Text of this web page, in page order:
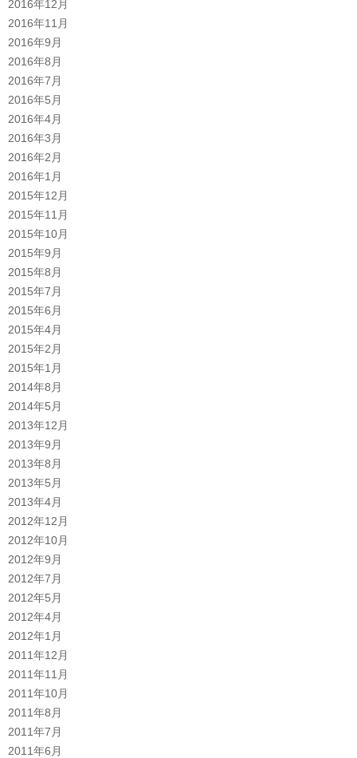
2016年12月
2016年11月
2016年9月
2016年8月
2016年7月
2016年5月
2016年4月
2016年3月
2016年2月
2016年1月
2015年12月
2015年11月
2015年10月
2015年9月
2015年8月
2015年7月
2015年6月
2015年4月
2015年2月
2015年1月
2014年8月
2014年5月
2013年12月
2013年9月
2013年8月
2013年5月
2013年4月
2012年12月
2012年10月
2012年9月
2012年7月
2012年5月
2012年4月
2012年1月
2011年12月
2011年11月
2011年10月
2011年8月
2011年7月
2011年6月